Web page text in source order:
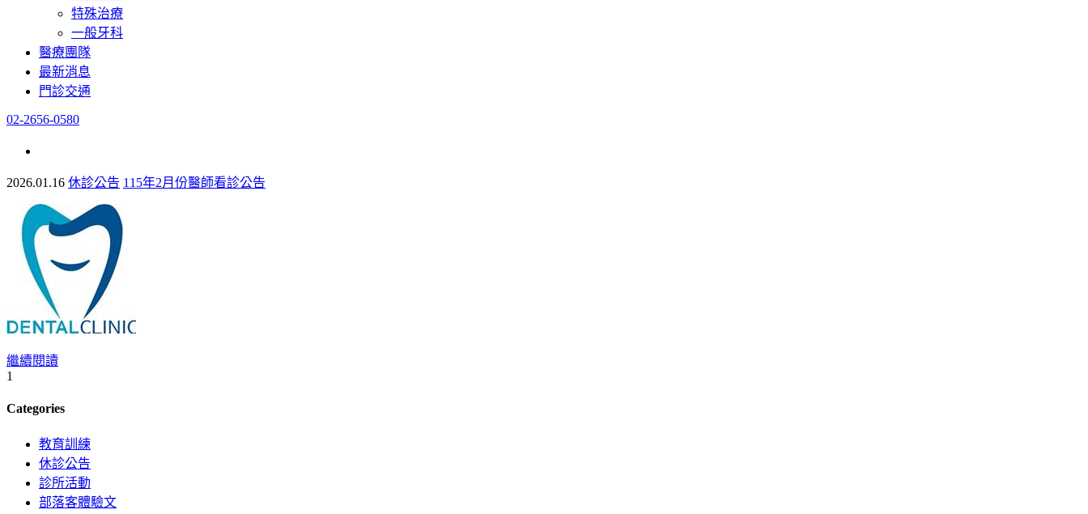
特殊治療
一般牙科
醫療團隊
最新消息
門診交通
02-2656-0580
2026.01.16 休診公告 115年2月份醫師看診公告
繼續閱讀
1
Categories
教育訓練
休診公告
診所活動
部落客體驗文